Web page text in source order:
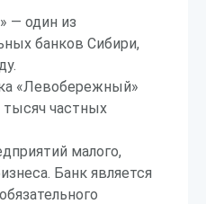
— один из
банков Сибири,
«Левобережный»
тысяч частных
малого,
Банк является